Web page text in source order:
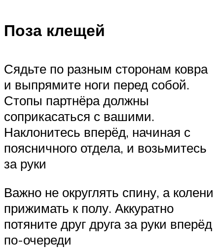
Поза клещей
Сядьте по разным сторонам ковра
и выпрямите ноги перед собой.
Стопы партнёра должны
соприкасаться с вашими.
Наклонитесь вперёд, начиная с
поясничного отдела, и возьмитесь
за руки
Важно не округлять спину, а колени
прижимать к полу. Аккуратно
потяните друг друга за руки вперёд
по-очереди